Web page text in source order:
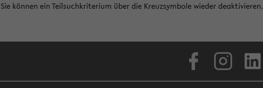
Sie können ein Teilsuchkriterium über die Kreuzsymbole wieder deaktivieren.